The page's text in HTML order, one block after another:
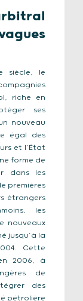
siècle, le
riche en
ses
nouveau
égal des
et l’État
forme de
dans les
premières
étrangers
les
nouveaux
jusqu’à la
Cette
2006, à
de
des
pétrolière